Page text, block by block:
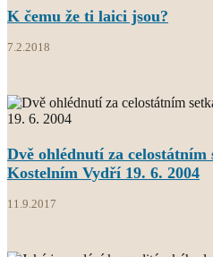
K čemu že ti laici jsou?
7.2.2018
Dvě ohlédnutí za
Kostelním Vydří 19. 6. 2004
11.9.2017